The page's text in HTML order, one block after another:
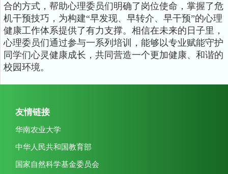
合的方式，帮助心理委员们明确了岗位使命，掌握了危
机干预技巧，为构建“早发现、早转介、早干预”的心理
健康工作体系提供了有力支撑。相信在未来的日子里，
心理委员们通过参与一系列培训，能够以专业赋能守护
同学们心灵健康成长，共同营造一个更加健康、和谐的
校园环境。
友情链接
华南农业大学
中华人民共和国教育部
国家自然科学基金委员会